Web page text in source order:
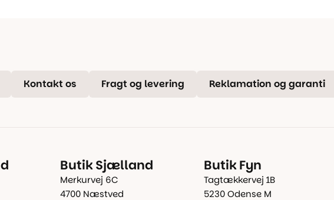
Kontakt os Fragt og levering Reklamation og garanti
Butik Sjælland
Merkurvej 6C
4700 Næstved
Butik Fyn
Tagtækkervej 1B
5230 Odense M